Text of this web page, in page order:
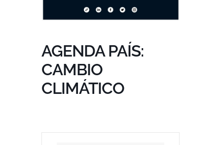
AGENDA PAÍS:
CAMBIO
CLIMÁTICO